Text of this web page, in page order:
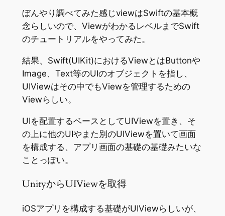
ぼんやり調べてみた感じviewはSwiftの基本概
念らしいので、ViewがわかるレベルまでSwift
のチュートリアルをやってみた。
結果、Swift(UIKit)におけるViewとはButtonや
Image、Text等のUIのオブジェクトを指し、
UIViewはその中でもViewを管理するための
Viewらしい。
UIを配置するベースとしてUIViewを置き、そ
の上に他のUIやまた別のUIViewを置いて画面
を構成する、アプリ画面の基礎の基礎みたいな
ことっぽい。
UnityからUIViewを取得
iOSアプリを構成する基礎がUIViewらしいが、